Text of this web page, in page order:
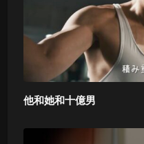
他和她和十億男